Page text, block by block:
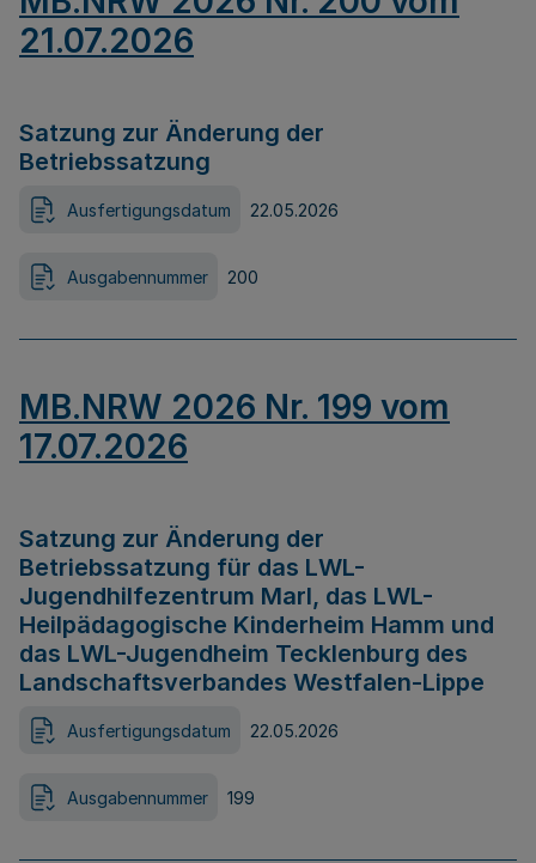
21.07.2026
Satzung zur Änderung der
Betriebssatzung
Ausfertigungsdatum 22.05.2026
Ausgabennummer 200
MB.NRW 2026 Nr. 199 vom
17.07.2026
Satzung zur Änderung der
Betriebssatzung für das LWL-
Jugendhilfezentrum Marl, das LWL-
Heilpädagogische Kinderheim Hamm und
das LWL-Jugendheim Tecklenburg des
Landschaftsverbandes Westfalen-Lippe
Ausfertigungsdatum 22.05.2026
Ausgabennummer 199